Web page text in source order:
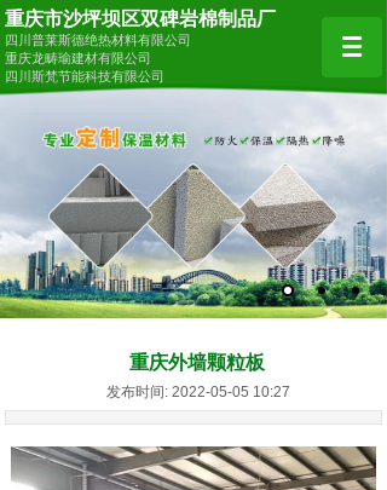
四川普莱斯德绝热材料有限公司
重庆龙畴瑜建材有限公司
四川斯梵节能科技有限公司
重庆市沙坪坝区双碑岩棉制品厂
重庆外墙颗粒板
发布时间: 2022-05-05 10:27